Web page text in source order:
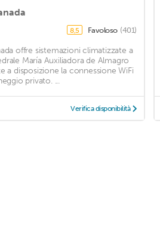
8,5 Favoloso (401)
offre sistemazioni climatizzate a
María Auxiliadora de Almagro
a disposizione la connessione WiFi
privato. ...
Verifica disponibilità